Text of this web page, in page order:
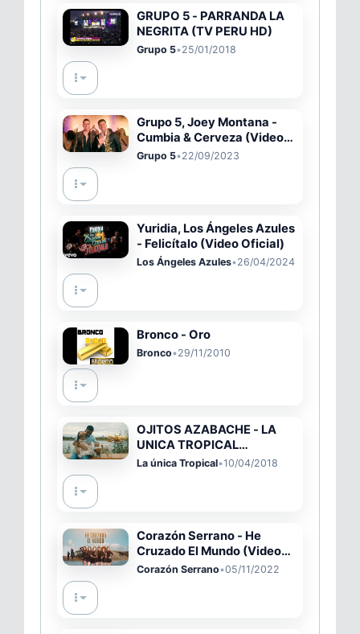
GRUPO 5 - PARRANDA LA
NEGRITA (TV PERU HD)
Grupo 5•25/01/2018
Grupo 5, Joey Montana -
Cumbia & Cerveza (Video
Oficial)
Grupo 5•22/09/2023
Yuridia, Los Ángeles Azules
- Felicítalo (Video Oficial)
Los Ángeles Azules•26/04/2024
Bronco - Oro
Bronco•29/11/2010
OJITOS AZABACHE - LA
UNICA TROPICAL
(VIDEOCLIP)
La única Tropical•10/04/2018
Corazón Serrano - He
Cruzado El Mundo (Video
Oficial)
Corazón Serrano•05/11/2022